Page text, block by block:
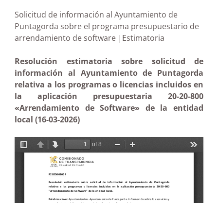
Solicitud de información al Ayuntamiento de
Puntagorda sobre el programa presupuestario de
arrendamiento de software |Estimatoria
Resolución estimatoria sobre solicitud de
información al Ayuntamiento de Puntagorda
relativa a los programas o licencias incluidos en
la aplicación presupuestaria 20-20-800
«Arrendamiento de Software» de la entidad
local (16-03-2026)